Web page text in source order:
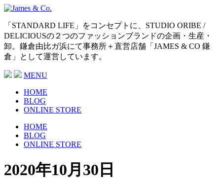
「STANDARD LIFE」をコンセプトに、STUDIO ORIBE /
DELICIOUSの２つのファッションブランドの企画・生産・
卸。鎌倉由比ガ浜にて事務所＋直営店舗「JAMES & CO 鎌
倉」として運営しています。
MENU
HOME
BLOG
ONLINE STORE
HOME
BLOG
ONLINE STORE
2020年10月30日